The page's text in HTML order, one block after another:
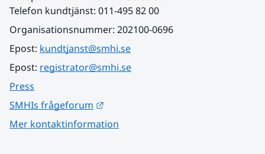
Telefon kundtjänst: 011-495 82 00
Organisationsnummer: 202100-0696
Epost: kundtjanst@smhi.se
Epost: registrator@smhi.se
Press
SMHIs frågeforum
Mer kontaktinformation